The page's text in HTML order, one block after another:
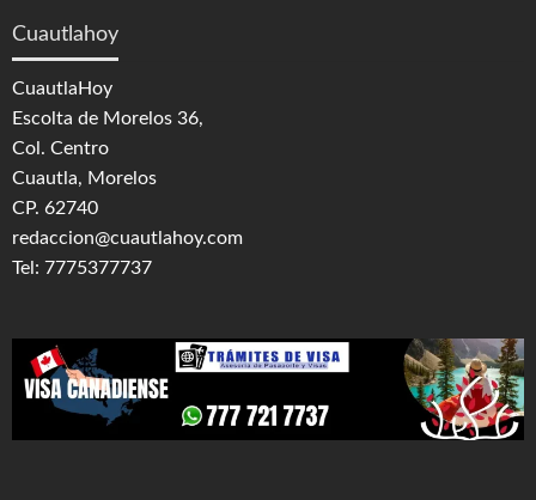
Cuautlahoy
CuautlaHoy
Escolta de Morelos 36,
Col. Centro
Cuautla, Morelos
CP. 62740
redaccion@cuautlahoy.com
Tel: 7775377737